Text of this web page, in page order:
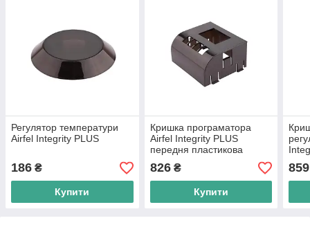
Регулятор температури
Airfel Integrity PLUS
186 ₴
Купити
Кришка програматора
Airfel Integrity PLUS
передня пластикова
826₴
Купити
859